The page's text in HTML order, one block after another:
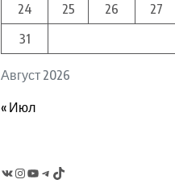
Август 2026
24
25 26 27
31
« Июл
Instagram
YouTubeTelegram
TikTok